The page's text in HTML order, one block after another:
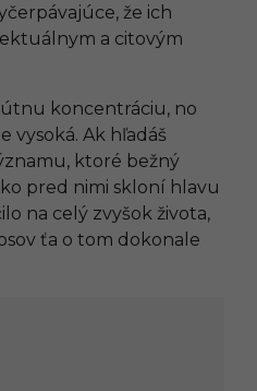
že ich
a citovým
koncentráciu, no
vysoká. Ak hľadáš
ktoré bežný
pred nimi skloní hlavu
na celý zvyšok života,
ťa o tom dokonale